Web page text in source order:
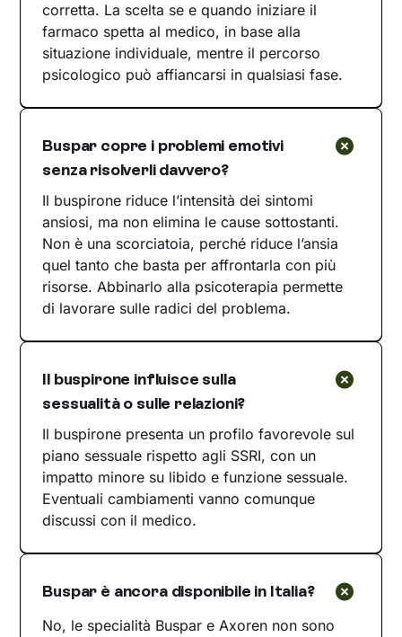
corretta. La scelta se e quando iniziare il
farmaco spetta al medico, in base alla
situazione individuale, mentre il percorso
psicologico può affiancarsi in qualsiasi fase.
Buspar copre i problemi emotivi
senza risolverli davvero?
Il buspirone riduce l’intensità dei sintomi
ansiosi, ma non elimina le cause sottostanti.
Non è una scorciatoia, perché riduce l’ansia
quel tanto che basta per affrontarla con più
risorse. Abbinarlo alla psicoterapia permette
di lavorare sulle radici del problema.
Il buspirone influisce sulla
sessualità o sulle relazioni?
Il buspirone presenta un profilo favorevole sul
piano sessuale rispetto agli SSRI, con un
impatto minore su libido e funzione sessuale.
Eventuali cambiamenti vanno comunque
discussi con il medico.
Buspar è ancora disponibile in Italia?
No, le specialità Buspar e Axoren non sono